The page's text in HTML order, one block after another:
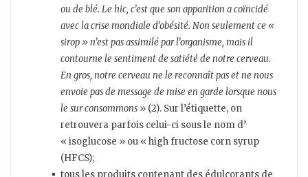
ou de blé. Le hic, c’est que son apparition a coïncidé
avec la crise mondiale d’obésité. Non seulement ce «
sirop » n’est pas assimilé par l’organisme, mais il
contourne le sentiment de satiété de notre cerveau.
En gros, notre cerveau ne le reconnaît pas et ne nous
envoie pas de message de mise en garde lorsque nous
le sur consommons» (2). Sur l’étiquette, on
retrouvera parfois celui-ci sous le nom d’
« isoglucose » ou « high fructose corn syrup
(HFCS);